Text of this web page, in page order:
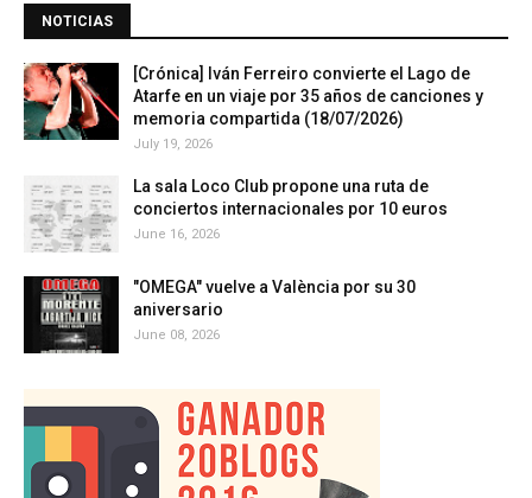
NOTICIAS
[Crónica] Iván Ferreiro convierte el Lago de
Atarfe en un viaje por 35 años de canciones y
memoria compartida (18/07/2026)
July 19, 2026
La sala Loco Club propone una ruta de
conciertos internacionales por 10 euros
June 16, 2026
"OMEGA" vuelve a València por su 30
aniversario
June 08, 2026